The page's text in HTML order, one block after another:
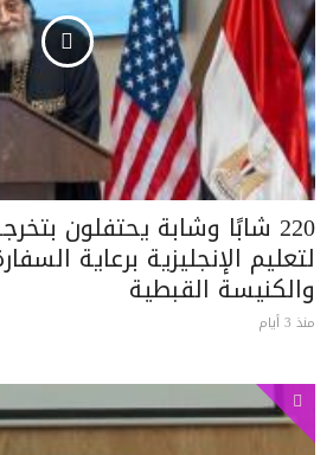
220 شابًا وشابة يحتفلون
لتعليم الإنجليزية برعاية
والكنيسة القبطية
منذ 3 أيام